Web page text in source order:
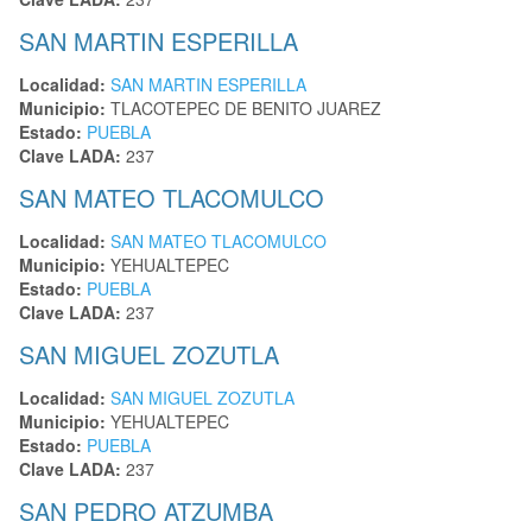
SAN MARTIN ESPERILLA
Localidad: SAN MARTIN ESPERILLA
Municipio: TLACOTEPEC DE BENITO JUAREZ
Estado: PUEBLA
Clave LADA: 237
SAN MATEO TLACOMULCO
Localidad: SAN MATEO TLACOMULCO
Municipio: YEHUALTEPEC
Estado: PUEBLA
Clave LADA: 237
SAN MIGUEL ZOZUTLA
Localidad: SAN MIGUEL ZOZUTLA
Municipio: YEHUALTEPEC
Estado: PUEBLA
Clave LADA: 237
SAN PEDRO ATZUMBA